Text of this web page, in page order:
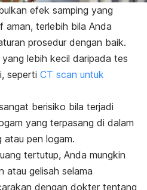
efek samping yang
aman, terlebih bila Anda
prosedur dengan baik.
yang lebih kecil daripada tes
seperti CT scan untuk
berisiko bila terjadi
yang terpasang di dalam
atau pen logam.
tertutup, Anda mungkin
atau gelisah selama
dengan dokter tentang